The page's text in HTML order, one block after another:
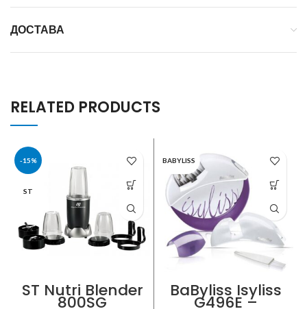
ДОСТАВА
RELATED PRODUCTS
-15%
ST
ST Nutri Blender
800SG
BABYLISS
BaByliss Isyliss
G496E –